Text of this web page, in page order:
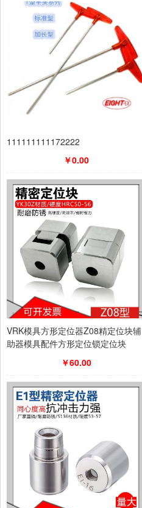
111111111172222
￥0.00
VRK模具方形定位器Z08精定位块辅
助器模具配件方形定位锁定位块
￥60.00